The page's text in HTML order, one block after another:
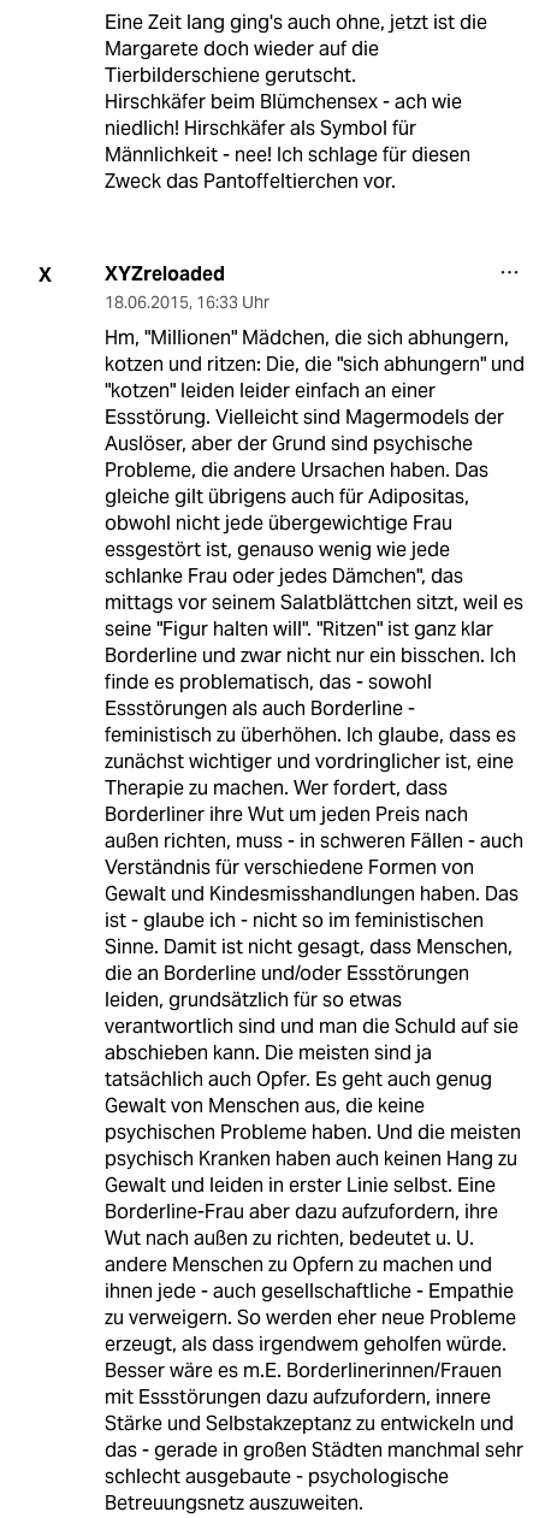
Eine Zeit lang ging's auch ohne, jetzt ist die
Margarete doch wieder auf die
Tierbilderschiene gerutscht.
Hirschkäfer beim Blümchensex - ach wie
niedlich! Hirschkäfer als Symbol für
Männlichkeit - nee! Ich schlage für diesen
Zweck das Pantoffeltierchen vor.
X XYZreloaded
18.06.2015, 16:33 Uhr
Hm, "Millionen" Mädchen, die sich abhungern,
kotzen und ritzen: Die, die "sich abhungern" und
"kotzen" leiden leider einfach an einer
Essstörung. Vielleicht sind Magermodels der
Auslöser, aber der Grund sind psychische
Probleme, die andere Ursachen haben. Das
gleiche gilt übrigens auch für Adipositas,
obwohl nicht jede übergewichtige Frau
essgestört ist, genauso wenig wie jede
schlanke Frau oder jedes Dämchen", das
mittags vor seinem Salatblättchen sitzt, weil es
seine "Figur halten will". "Ritzen" ist ganz klar
Borderline und zwar nicht nur ein bisschen. Ich
finde es problematisch, das - sowohl
Essstörungen als auch Borderline -
feministisch zu überhöhen. Ich glaube, dass es
zunächst wichtiger und vordringlicher ist, eine
Therapie zu machen. Wer fordert, dass
Borderliner ihre Wut um jeden Preis nach
außen richten, muss - in schweren Fällen - auch
Verständnis für verschiedene Formen von
Gewalt und Kindesmisshandlungen haben. Das
ist - glaube ich - nicht so im feministischen
Sinne. Damit ist nicht gesagt, dass Menschen,
die an Borderline und/oder Essstörungen
leiden, grundsätzlich für so etwas
verantwortlich sind und man die Schuld auf sie
abschieben kann. Die meisten sind ja
tatsächlich auch Opfer. Es geht auch genug
Gewalt von Menschen aus, die keine
psychischen Probleme haben. Und die meisten
psychisch Kranken haben auch keinen Hang zu
Gewalt und leiden in erster Linie selbst. Eine
Borderline-Frau aber dazu aufzufordern, ihre
Wut nach außen zu richten, bedeutet u. U.
andere Menschen zu Opfern zu machen und
ihnen jede - auch gesellschaftliche - Empathie
zu verweigern. So werden eher neue Probleme
erzeugt, als dass irgendwem geholfen würde.
Besser wäre es m.E. Borderlinerinnen/Frauen
mit Essstörungen dazu aufzufordern, innere
Stärke und Selbstakzeptanz zu entwickeln und
das - gerade in großen Städten manchmal sehr
schlecht ausgebaute - psychologische
Betreuungsnetz auszuweiten.